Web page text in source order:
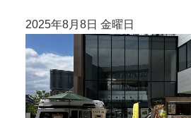
2025年8月8日 金曜日